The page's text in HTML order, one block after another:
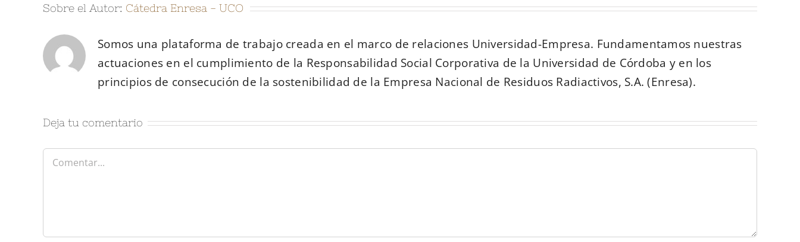
Sobre el Autor: Cátedra Enresa - UCO
Somos una plataforma de trabajo creada en el marco de relaciones Universidad-Empresa. Fundamentamos nuestras
actuaciones en el cumplimiento de la Responsabilidad Social Corporativa de la Universidad de Córdoba y en los
principios de consecución de la sostenibilidad de la Empresa Nacional de Residuos Radiactivos, S.A. (Enresa).
Deja tu comentario
Comentar